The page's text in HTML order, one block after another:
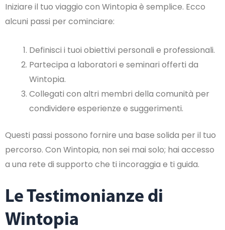
Iniziare il tuo viaggio con Wintopia è semplice. Ecco
alcuni passi per cominciare:
Definisci i tuoi obiettivi personali e professionali.
Partecipa a laboratori e seminari offerti da
Wintopia.
Collegati con altri membri della comunità per
condividere esperienze e suggerimenti.
Questi passi possono fornire una base solida per il tuo
percorso. Con Wintopia, non sei mai solo; hai accesso
a una rete di supporto che ti incoraggia e ti guida.
Le Testimonianze di
Wintopia